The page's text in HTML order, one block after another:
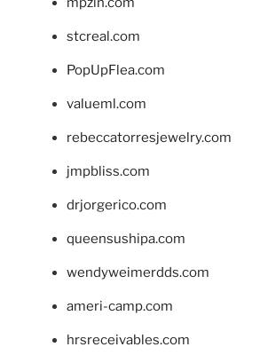
stcreal.com
PopUpFlea.com
valueml.com
rebeccatorresjewelry.com
jmpbliss.com
drjorgerico.com
queensushipa.com
wendyweimerdds.com
ameri-camp.com
hrsreceivables.com